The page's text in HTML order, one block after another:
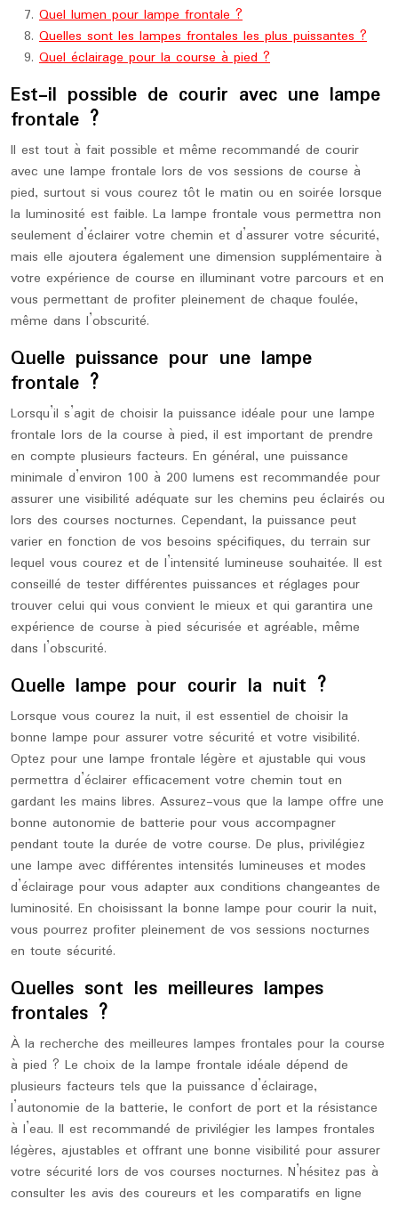
Quel lumen pour lampe frontale ?
Quelles sont les lampes frontales les plus puissantes ?
Quel éclairage pour la course à pied ?
Est-il possible de courir avec une lampe
frontale ?
Il est tout à fait possible et même recommandé de courir
avec une lampe frontale lors de vos sessions de course à
pied, surtout si vous courez tôt le matin ou en soirée lorsque
la luminosité est faible. La lampe frontale vous permettra non
seulement d’éclairer votre chemin et d’assurer votre sécurité,
mais elle ajoutera également une dimension supplémentaire à
votre expérience de course en illuminant votre parcours et en
vous permettant de profiter pleinement de chaque foulée,
même dans l’obscurité.
Quelle puissance pour une lampe
frontale ?
Lorsqu’il s’agit de choisir la puissance idéale pour une lampe
frontale lors de la course à pied, il est important de prendre
en compte plusieurs facteurs. En général, une puissance
minimale d’environ 100 à 200 lumens est recommandée pour
assurer une visibilité adéquate sur les chemins peu éclairés ou
lors des courses nocturnes. Cependant, la puissance peut
varier en fonction de vos besoins spécifiques, du terrain sur
lequel vous courez et de l’intensité lumineuse souhaitée. Il est
conseillé de tester différentes puissances et réglages pour
trouver celui qui vous convient le mieux et qui garantira une
expérience de course à pied sécurisée et agréable, même
dans l’obscurité.
Quelle lampe pour courir la nuit ?
Lorsque vous courez la nuit, il est essentiel de choisir la
bonne lampe pour assurer votre sécurité et votre visibilité.
Optez pour une lampe frontale légère et ajustable qui vous
permettra d’éclairer efficacement votre chemin tout en
gardant les mains libres. Assurez-vous que la lampe offre une
bonne autonomie de batterie pour vous accompagner
pendant toute la durée de votre course. De plus, privilégiez
une lampe avec différentes intensités lumineuses et modes
d’éclairage pour vous adapter aux conditions changeantes de
luminosité. En choisissant la bonne lampe pour courir la nuit,
vous pourrez profiter pleinement de vos sessions nocturnes
en toute sécurité.
Quelles sont les meilleures lampes
frontales ?
À la recherche des meilleures lampes frontales pour la course
à pied ? Le choix de la lampe frontale idéale dépend de
plusieurs facteurs tels que la puissance d’éclairage,
l’autonomie de la batterie, le confort de port et la résistance
à l’eau. Il est recommandé de privilégier les lampes frontales
légères, ajustables et offrant une bonne visibilité pour assurer
votre sécurité lors de vos courses nocturnes. N’hésitez pas à
consulter les avis des coureurs et les comparatifs en ligne